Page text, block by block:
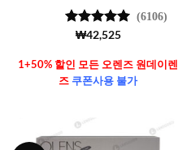
5 중에서
가됨
(6106)
₩42,525
1+50% 할인 모든 오렌즈 원데이렌
즈 쿠폰사용 불가